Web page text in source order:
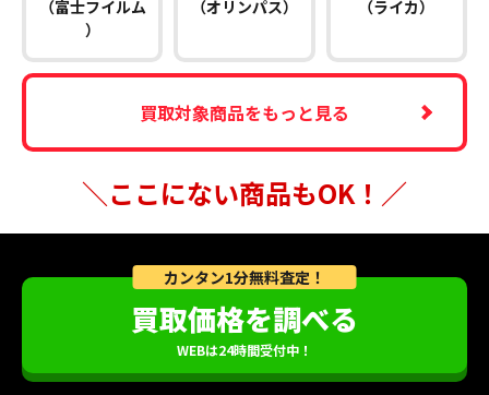
（富士フイルム
）
（オリンパス）
（ライカ）
買取対象商品をもっと見る
＼ここにない商品もOK！／
カンタン1分無料査定！
買取価格を調べる
WEBは24時間受付中！